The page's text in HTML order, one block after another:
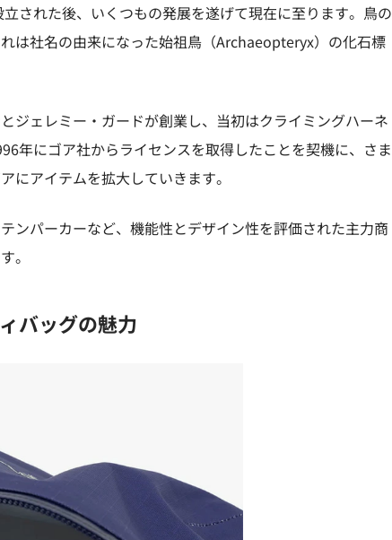
された後、いくつもの発展を遂げて現在に至ります。鳥の
は社名の由来になった始祖鳥（Archaeopteryx）の化石標
ジェレミー・ガードが創業し、当初はクライミングハーネ
年にゴア社からライセンスを取得したことを契機に、さま
にアイテムを拡大していきます。
ンパーカーなど、機能性とデザイン性を評価された主力商
。
バッグの魅力